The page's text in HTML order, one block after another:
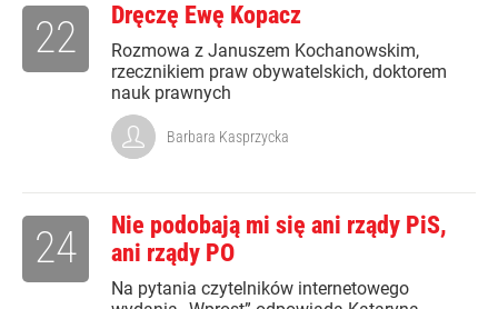
Dręczę Ewę Kopacz
Rozmowa z Januszem Kochanowskim,
rzecznikiem praw obywatelskich, doktorem
nauk prawnych
22
Barbara Kasprzycka
Nie podobają mi się ani rządy PiS,
ani rządy PO
Na pytania czytelników internetowego
24